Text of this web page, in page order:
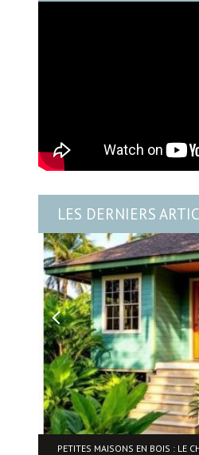
LES DERNIERS
PETITES MAISONS EN BOIS : LE